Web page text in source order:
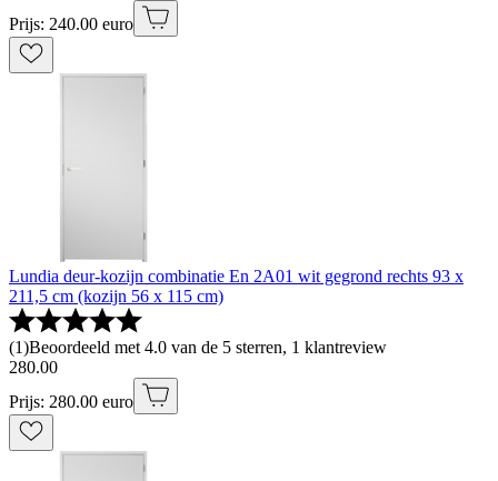
Prijs: 240.00 euro
Lundia deur-kozijn combinatie En 2A01 wit gegrond rechts 93 x
211,5 cm (kozijn 56 x 115 cm)
(1)Beoordeeld met 4.0 van de 5 sterren, 1 klantreview
280.00
Prijs: 280.00 euro